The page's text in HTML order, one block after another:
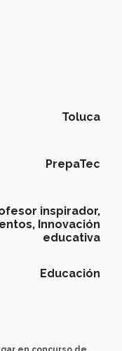
Toluca
PrepaTec
inspirador,
Innovación
educativa
Educación